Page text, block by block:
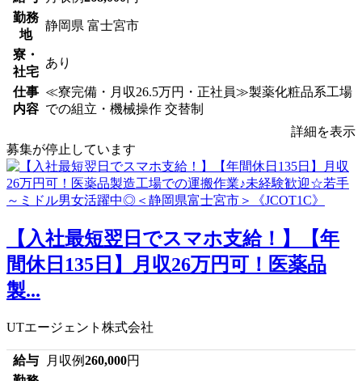
勤務
地
静岡県 富士宮市
寮・
社宅
あり
仕事
内容
≪寮完備・月収26.5万円・正社員≫製薬化粧品系工場
での組立・機械操作 交替制
詳細を表示
募集が停止しています
【入社最短翌日でスマホ支給！】【年
間休日135日】月収26万円可！医薬品
製...
UTエージェント株式会社
給与 月収例260,000円